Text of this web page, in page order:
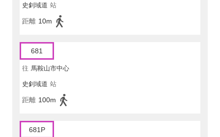
史釗域道 站
距離 10m
681
往 馬鞍山市中心
史釗域道 站
距離 100m
681P